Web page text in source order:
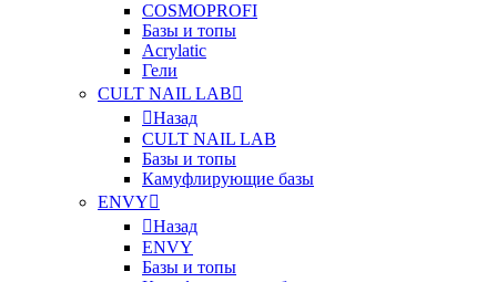
COSMOPROFI
Базы и топы
Acrylatic
Гели
CULT NAIL LAB
Назад
CULT NAIL LAB
Базы и топы
Камуфлирующие базы
ENVY
Назад
ENVY
Базы и топы